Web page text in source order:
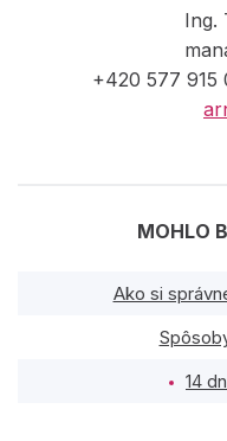
Ing.
+420 577 915
MOHLO
Ako si
14